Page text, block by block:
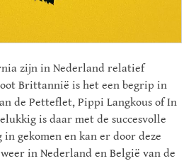
zijn in Nederland relatief
Brittannië is het een begrip in
de Petteflet, Pippi Langkous of In
is daar met de succesvolle
gekomen en kan er door deze
in Nederland en België van de